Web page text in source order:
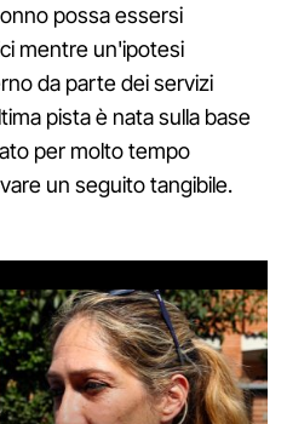
possa essersi
mentre un'ipotesi
da parte dei servizi
pista è nata sulla base
per molto tempo
un seguito tangibile.